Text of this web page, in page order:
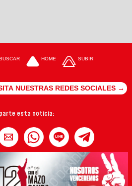
HOME SUBIR
NUESTRAS REDES SOCIALES →
esta noticia: